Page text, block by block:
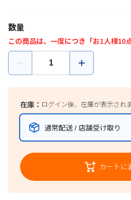
数量
この商品は、一度につき「お1人様10
在庫： ログイン後、在庫が表示され
通常配送 / 店舗受け取り
カートに